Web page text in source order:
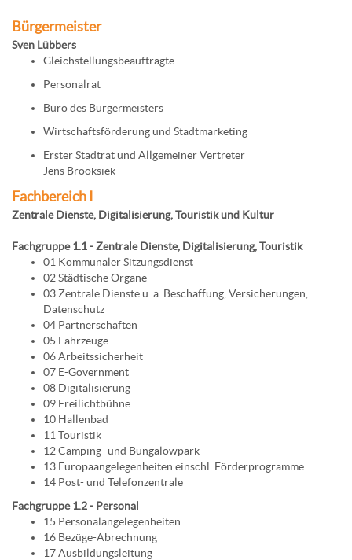
Bürgermeister
Sven Lübbers
Gleichstellungsbeauftragte
Personalrat
Büro des Bürgermeisters
Wirtschaftsförderung und Stadtmarketing
Erster Stadtrat und Allgemeiner Vertreter
Jens Brooksiek
Fachbereich I
Zentrale Dienste, Digitalisierung, Touristik und Kultur
Fachgruppe 1.1 - Zentrale Dienste, Digitalisierung, Touristik
01 Kommunaler Sitzungsdienst
02 Städtische Organe
03 Zentrale Dienste u. a. Beschaffung, Versicherungen,
Datenschutz
04 Partnerschaften
05 Fahrzeuge
06 Arbeitssicherheit
07 E-Government
08 Digitalisierung
09 Freilichtbühne
10 Hallenbad
11 Touristik
12 Camping- und Bungalowpark
13 Europaangelegenheiten einschl. Förderprogramme
14 Post- und Telefonzentrale
Fachgruppe 1.2 - Personal
15 Personalangelegenheiten
16 Bezüge-Abrechnung
17 Ausbildungsleitung